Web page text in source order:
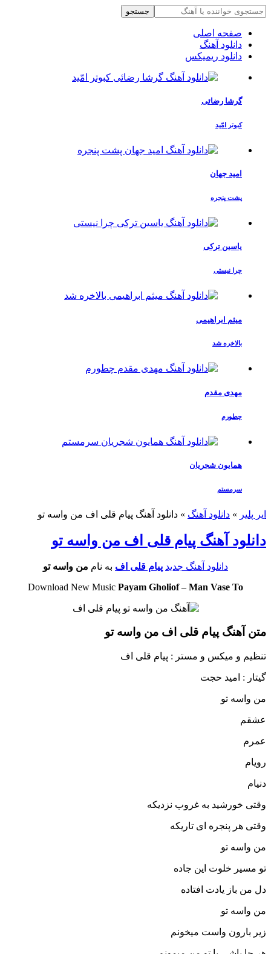
جستجو
صفحه اصلی
دانلود آهنگ
دانلود ریمیکس
گرشا رضائی
کبوتر امّید
امید جهان
پشت پنجره
یاسین ترکی
چرا نیستی
میثم ابراهیمی
بالاخره شد
مهدی مقدم
چطورم
همایون شجریان
سرمستم
ایر پلیر » دانلود آهنگ » دانلود آهنگ پیام قلی اف من واسه تو
دانلود آهنگ پیام قلی اف من واسه تو
دانلود آهنگ جدید پیام قلی اف به نام من واسه تو
Download New Music Payam Gholiof– Man Vase To
متن آهنگ پیام قلی اف من واسه تو
تنظیم و میکس و مستر : پیام قلی اف
گیتار : امید حجت
من واسه تو
عشقم
عمرم
رویام
دنیام
وقتی خورشید به غروب نزدیکه
وقتی هر پنجره ای تاریکه
من واسه تو
تو مسیر خلوت این جاده
دل من باز یادت افتاده
من واسه تو
زیر بارون واست میخونم